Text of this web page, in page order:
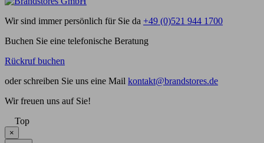
Wir sind immer persönlich für Sie da +49 (0)521 944 1700
Buchen Sie eine telefonische Beratung
Rückruf buchen
oder schreiben Sie uns eine Mail kontakt@brandstores.de
Wir freuen uns auf Sie!
Top
×